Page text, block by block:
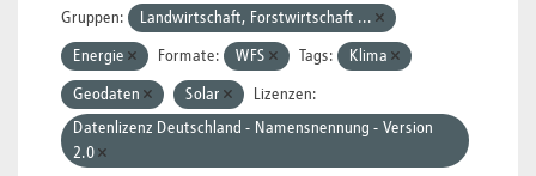
Gruppen: Landwirtschaft, Forstwirtschaft ...
Energie Formate: WFS Tags: Klima
Geodaten Solar
Lizenzen:
Datenlizenz Deutschland - Namensnennung - Version
2.0